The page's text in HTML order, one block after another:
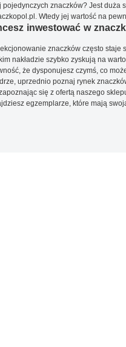
pojedynczych znaczków? Jest duża
Wtedy jej wartość na
inwestować w
znaczków często staje
nakładzie szybko zyskują na
że dysponujesz czymś, co
uprzednio poznaj rynek
się z ofertą naszego
egzemplarze, które mają